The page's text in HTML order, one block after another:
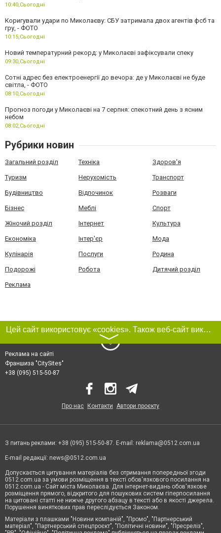
10:40, Сьогодні
Коригували удари по Миколаєву: СБУ затримала двох агентів фсб та
гру, - ФОТО
10:15, Сьогодні
Новий температурний рекорд: у Миколаєві зафіксували спеку
09:30, Сьогодні
Сотні адрес без електроенергії до вечора: де у Миколаєві не буде
світла, - ФОТО
08:10, Сьогодні
Прогноз погоди у Миколаєві на 7 серпня: спекотний день з ясним
небом
08:02, Сьогодні
Рубрики новин
Загальний розділ Техніка Здоров'я
Туризм Нерухомість Транспорт
Будівництво Відпочинок Розваги
Бізнес Меблі Спорт
Жіночий розділ Інтернет Культура
Економіка Інтер'єр Мода
Кулінарія Послуги Родина
Подорожі Робота Дитячий розділ
Реклама
Цей сайт використовує «cookies». Також веб-сайт використовує інтернет-сервіс для збору технічних даних стосовно відвідувачів з метою отримання маркетингової та статистичної інформації. Умови обробки даних відвідувачів сайту див.
〉
Реклама на сайті
Франшиза "CitySites"
+38 (095) 515-50-87
Про нас Контакти Автори проєкту
З питань реклами: +38 (095) 515-50-87. E-mail: reklama@0512.com.ua
E-mail редакції: news@0512.com.ua
Допускається цитування матеріалів без отримання попередньої згоди
0512.com.ua за умови розміщення в тексті обов'язкового посилання на
0512.com.ua - Сайт міста Миколаєва. Для інтернет-видань обов'язкове
розміщення прямого, відкритого для пошукових систем гіперпосилання
на цитовані статті не нижче другого абзацу в тексті або в якості джерела.
Порушення виняткових прав переслідується Законом.
Матеріали з плашками "Новини компаній", "Промо", "Партнерський
матеріал", "Партнерський спецпроєкт", "Політичні новини", "Пресреліз",